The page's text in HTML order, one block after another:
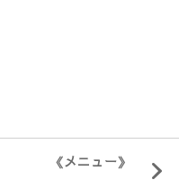
ぶ 《メニュー》